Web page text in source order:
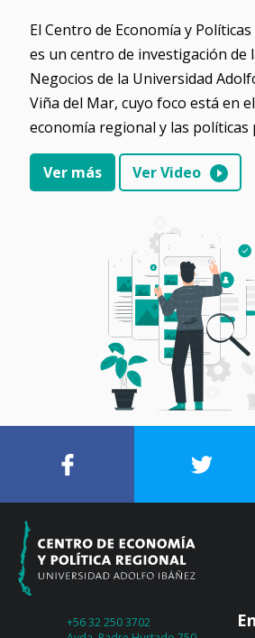
El Centro de Economía y Políticas
es un centro de investigación de
Negocios de la Universidad
Viña del Mar, cuyo foco está en
economía regional y las políticas
Ver más Ver Video
+56 32 250 3702